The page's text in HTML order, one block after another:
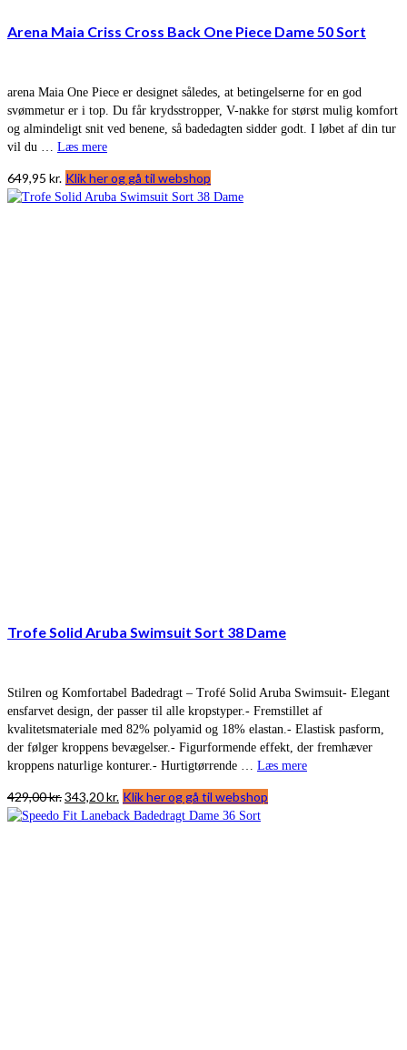
Arena Maia Criss Cross Back One Piece Dame 50 Sort
arena Maia One Piece er designet således, at betingelserne for en god
svømmetur er i top. Du får krydsstropper, V-nakke for størst mulig komfort
og almindeligt snit ved benene, så badedagten sidder godt. I løbet af din tur
vil du … Læs mere
649,95 kr. Klik her og gå til webshop
Trofe Solid Aruba Swimsuit Sort 38 Dame
Stilren og Komfortabel Badedragt – Trofé Solid Aruba Swimsuit- Elegant
ensfarvet design, der passer til alle kropstyper.- Fremstillet af
kvalitetsmateriale med 82% polyamid og 18% elastan.- Elastisk pasform,
der følger kroppens bevægelser.- Figurformende effekt, der fremhæver
kroppens naturlige konturer.- Hurtigtørrende … Læs mere
429,00kr.Den
oprindelige
343,20kr. Den
aktuelle
Klik her og gå til webshop